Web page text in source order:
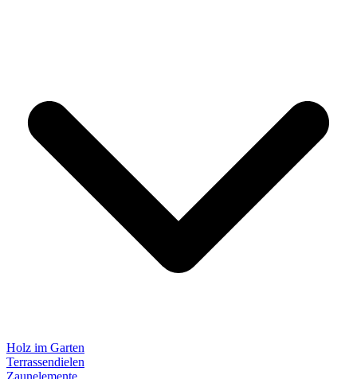
Holz im Garten
Terrassendielen
Zaunelemente